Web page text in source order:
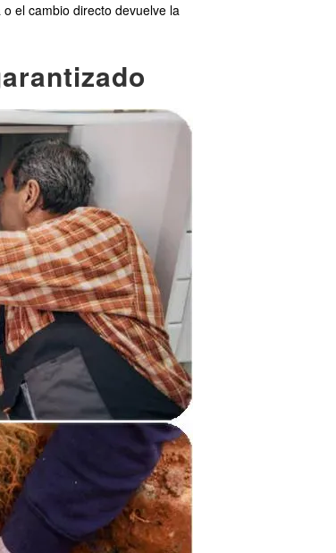
el cambio directo devuelve la